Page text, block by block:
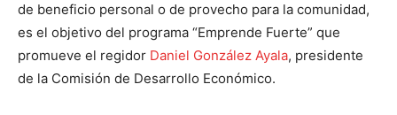
de beneficio personal o de provecho para la comunidad,
es el objetivo del programa “Emprende Fuerte” que
promueve el regidor Daniel González Ayala, presidente
de la Comisión de Desarrollo Económico.